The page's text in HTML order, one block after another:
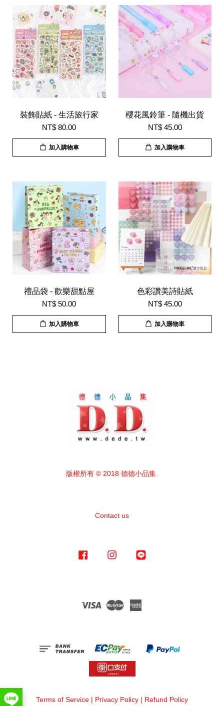
裝飾貼紙 - 生活旅行家
NT$ 80.00
加入購物車
櫻花風鈴筆 - 隨機出貨
NT$ 45.00
加入購物車
禮品袋 - 歡樂甜點屋
NT$ 50.00
加入購物車
色彩讚美詩貼紙
NT$ 45.00
加入購物車
版權所有 © 2018 德德小品集.
Contact us
Facebook Instagram
Visa Master
Terms of Service | Privacy Policy | Refund Policy